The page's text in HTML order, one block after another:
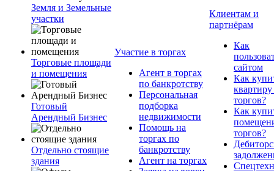
Земля и Земельные
участки
Торговые площади
и помещения
Готовый
Арендный Бизнес
Отдельно стоящие
здания
Участие в торгах
Агент в торгах
по банкротству
Персональная
подборка
недвижимости
Помощь на
торгах по
банкротству
Агент на торгах
Клиентам и
партнёрам
Как
сайтом
Как
квартиру
торгов?
Как
торгов?